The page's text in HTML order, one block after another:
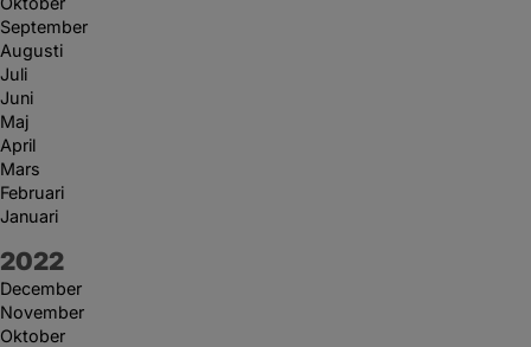
September
Augusti
Juli
Juni
Maj
April
Mars
Februari
Januari
År:
2022
December
November
Oktober